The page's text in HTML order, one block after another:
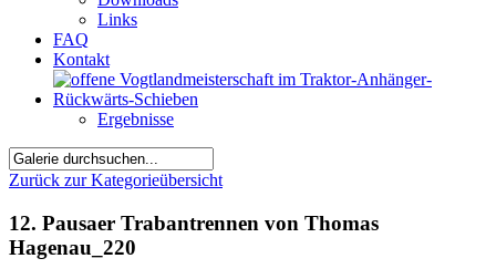
Links
FAQ
Kontakt
Ergebnisse
Zurück zur Kategorieübersicht
12. Pausaer Trabantrennen von Thomas
Hagenau_220